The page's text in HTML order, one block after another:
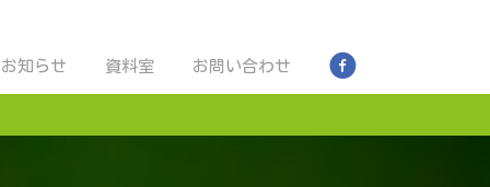
お知らせ 資料室 お問い合わせ